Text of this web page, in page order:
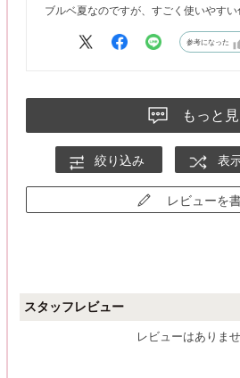
ブルベ夏なのですが、すごく使いやすい
参考になった
もっと
絞り込み 表
レビューを
スタッフレビュー
レビューはありませ